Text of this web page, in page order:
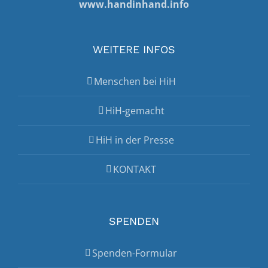
www.handinhand.info
WEITERE INFOS
Menschen bei HiH
HiH-gemacht
HiH in der Presse
KONTAKT
SPENDEN
Spenden-Formular